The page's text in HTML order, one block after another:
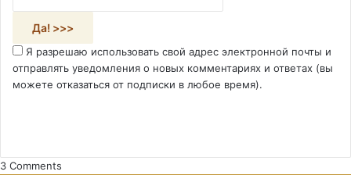
Я разрешаю использовать свой адрес электронной почты и
отправлять уведомления о новых комментариях и ответах (вы
можете отказаться от подписки в любое время).
3 Comments